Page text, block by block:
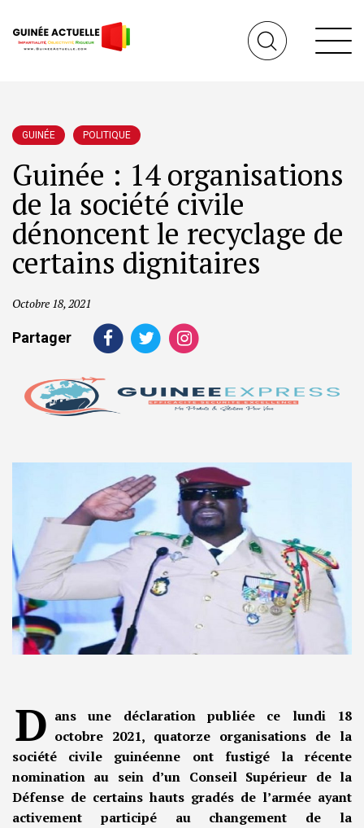
GUINÉE POLITIQUE
Guinée : 14 organisations
de la société civile
dénoncent le recyclage de
certains dignitaires
Octobre 18, 2021
Partager
D ans une déclaration publiée ce lundi 18
octobre 2021, quatorze organisations de la
société civile guinéenne ont fustigé la récente
nomination au sein d’un Conseil Supérieur de la
Défense de certains hauts gradés de l’armée ayant
activement participé au changement de la